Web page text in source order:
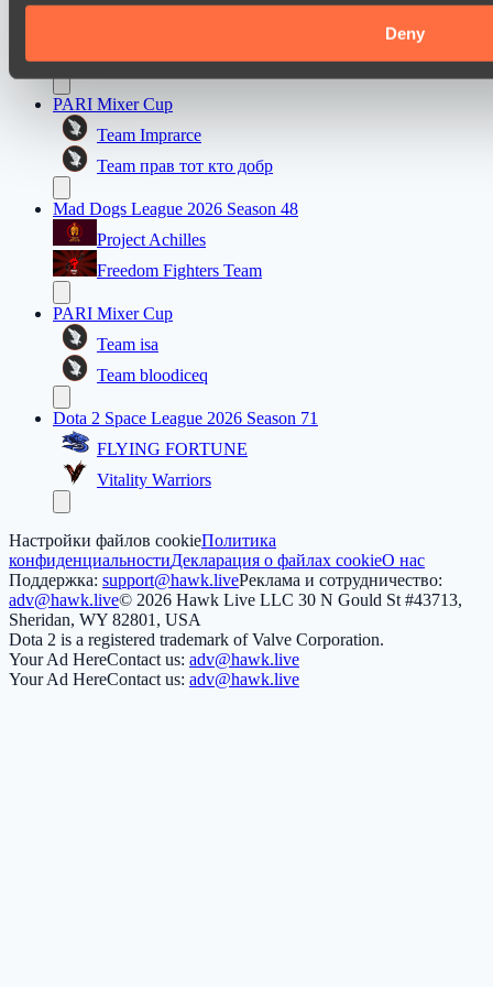
Deny
Night Vision
PARI Mixer Cup
Team Imprarce
Team прав тот кто добр
Mad Dogs League 2026 Season 48
Project Achilles
Freedom Fighters Team
PARI Mixer Cup
Team isa
Team bloodiceq
Dota 2 Space League 2026 Season 71
FLYING FORTUNE
Vitality Warriors
Настройки файлов cookieПолитика
конфиденциальностиДекларация о файлах cookieО нас
Поддержка: support@hawk.liveРеклама и сотрудничество:
adv@hawk.live© 2026 Hawk Live LLC 30 N Gould St #43713,
Sheridan, WY 82801, USA
Dota 2 is a registered trademark of Valve Corporation.
Your Ad HereContact us: adv@hawk.live
Your Ad HereContact us: adv@hawk.live